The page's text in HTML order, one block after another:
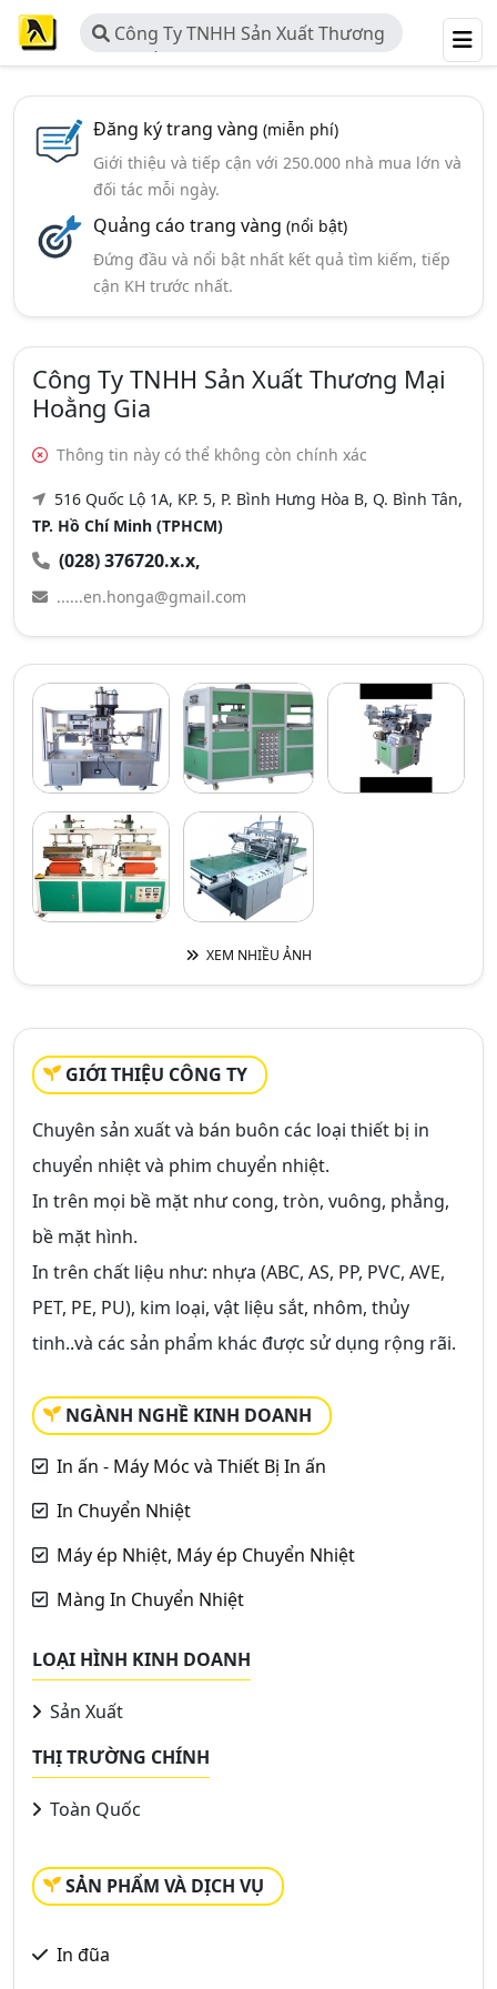
Công Ty TNHH Sản Xuất Thương
Mại Hoằng Gia
Đăng ký trang vàng (miễn phí)
Giới thiệu và tiếp cận với 250.000 nhà mua lớn và
đối tác mỗi ngày.
Quảng cáo trang vàng (nổi bật)
Đứng đầu và nổi bật nhất kết quả tìm kiếm, tiếp
cận KH trước nhất.
Công Ty TNHH Sản Xuất Thương Mại
Hoằng Gia
Thông tin này có thể không còn chính xác
516 Quốc Lộ 1A, KP. 5, P. Bình Hưng Hòa B, Q. Bình Tân,
TP. Hồ Chí Minh (TPHCM)
(028) 376720.x.x,
......en.honga@gmail.com
XEM NHIỀU ẢNH
GIỚI THIỆU CÔNG TY
Chuyên sản xuất và bán buôn các loại thiết bị in
chuyển nhiệt và phim chuyển nhiệt.
In trên mọi bề mặt như cong, tròn, vuông, phẳng,
bề mặt hình.
In trên chất liệu như: nhựa (ABC, AS, PP, PVC, AVE,
PET, PE, PU), kim loại, vật liệu sắt, nhôm, thủy
tinh..và các sản phẩm khác được sử dụng rộng rãi.
NGÀNH NGHỀ KINH DOANH
In ấn - Máy Móc và Thiết Bị In ấn
In Chuyển Nhiệt
Máy ép Nhiệt, Máy ép Chuyển Nhiệt
Màng In Chuyển Nhiệt
LOẠI HÌNH KINH DOANH
Sản Xuất
THỊ TRƯỜNG CHÍNH
Toàn Quốc
SẢN PHẨM VÀ DỊCH VỤ
In đũa